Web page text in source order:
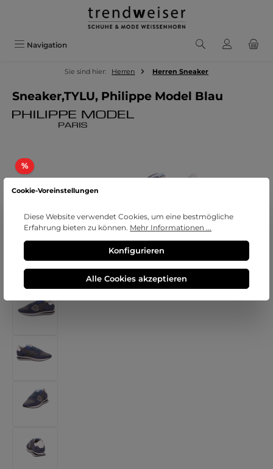
Zum Hauptinhalt springen
Navigation
Sie sind hier: Herren Herren Sneaker
Sneaker,TYLU, Philippe Model Blau
Bildergalerie überspringen
%Rabatt
Cookie-Voreinstellungen
Diese Website verwendet Cookies, um eine bestmögliche
Erfahrung bieten zu können. Mehr Informationen ...
Konfigurieren
Alle Cookies akzeptieren